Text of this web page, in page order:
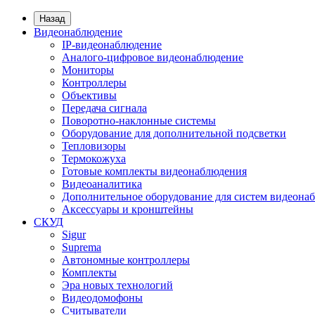
Назад
Видеонаблюдение
IP-видеонаблюдение
Аналого-цифровое видеонаблюдение
Мониторы
Контроллеры
Объективы
Передача сигнала
Поворотно-наклонные системы
Оборудование для дополнительной подсветки
Тепловизоры
Термокожуха
Готовые комплекты видеонаблюдения
Видеоаналитика
Дополнительное оборудование для систем
Аксессуары и кронштейны
СКУД
Sigur
Suprema
Автономные контроллеры
Комплекты
Эра новых технологий
Видеодомофоны
Считыватели